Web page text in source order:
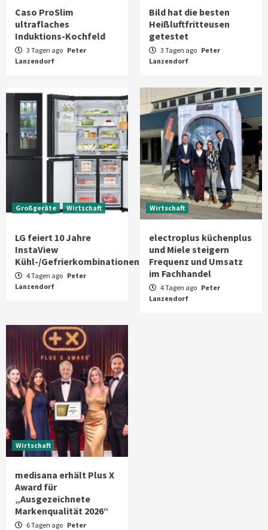
Caso ProSlim
ultraflaches
Induktions-Kochfeld
3 Tagen ago Peter
Lanzendorf
Bild hat die besten
Heißluftfritteusen
getestet
3 Tagen ago Peter
Lanzendorf
Großgeräte Wirtschaft
LG feiert 10 Jahre
InstaView
Kühl-/Gefrierkombinationen
4 Tagen ago Peter
Lanzendorf
Wirtschaft
electroplus küchenplus
und Miele steigern
Frequenz und Umsatz
im Fachhandel
4 Tagen ago Peter
Lanzendorf
Wirtschaft
medisana erhält Plus X
Award für
„Ausgezeichnete
Markenqualität 2026“
6 Tagen ago Peter